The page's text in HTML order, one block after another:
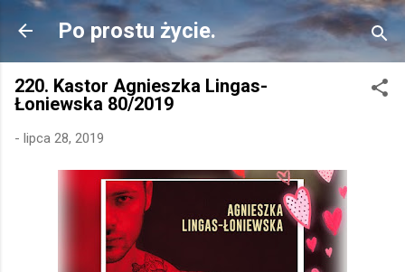
Przejdź do głównej zawartości
Po prostu życie.
220. Kastor Agnieszka Lingas-
Łoniewska 80/2019
- lipca 28, 2019